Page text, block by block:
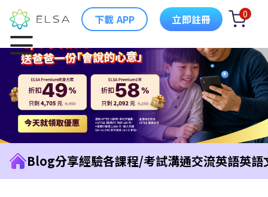
下載 APP 立即註冊 0
Blog分享經驗各課程/考試溝通交流英語英語